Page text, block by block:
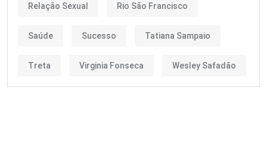
Relação Sexual Rio São Francisco
Saúde Sucesso Tatiana Sampaio
Treta Virginia Fonseca Wesley Safadão